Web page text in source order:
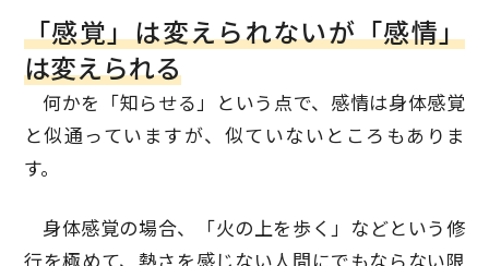
「感覚」は変えられないが「感情」
は変えられる
何かを「知らせる」という点で、感情は身体感覚
と似通っていますが、似ていないところもありま
す。
身体感覚の場合、「火の上を歩く」などという修